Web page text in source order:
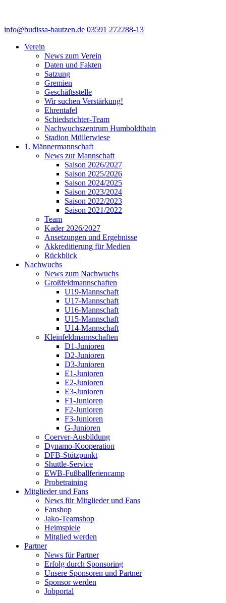
info@budissa-bautzen.de 03591 272288-13
Verein
News zum Verein
Daten und Fakten
Satzung
Gremien
Geschäftsstelle
Wir suchen Verstärkung!
Ehrentafel
Schiedsrichter-Team
Nachwuchszentrum Humboldthain
Stadion Müllerwiese
1. Männermannschaft
News zur Mannschaft
Saison 2026/2027
Saison 2025/2026
Saison 2024/2025
Saison 2023/2024
Saison 2022/2023
Saison 2021/2022
Team
Kader 2026/2027
Ansetzungen und Ergebnisse
Akkreditierung für Medien
Rückblick
Nachwuchs
News zum Nachwuchs
Großfeldmannschaften
U19-Mannschaft
U17-Mannschaft
U16-Mannschaft
U15-Mannschaft
U14-Mannschaft
Kleinfeldmannschaften
D1-Junioren
D2-Junioren
D3-Junioren
E1-Junioren
E2-Junioren
E3-Junioren
F1-Junioren
F2-Junioren
F3-Junioren
G-Junioren
Coerver-Ausbildung
Dynamo-Kooperation
DFB-Stützpunkt
Shuttle-Service
EWB-Fußballferiencamp
Probetraining
Mitglieder und Fans
News für Mitglieder und Fans
Fanshop
Jako-Teamshop
Heimspiele
Mitglied werden
Partner
News für Partner
Erfolg durch Sponsoring
Unsere Sponsoren und Partner
Sponsor werden
Jobportal